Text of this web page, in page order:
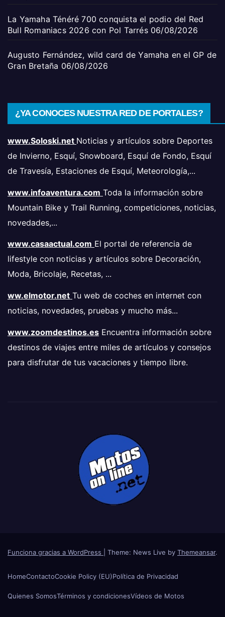
La Yamaha Ténéré 700 conquista el podio del Red
Bull Romaniacs 2026 con Pol Tarrés 06/08/2026
Augusto Fernández, wild card de Yamaha en el GP de
Gran Bretaña 06/08/2026
¿YA CONOCES NUESTRA RED DE PORTALES?
www.Soloski.net Noticias y artículos sobre Deportes
de Invierno, Esquí, Snowboard, Esquí de Fondo, Esquí
de Travesía, Estaciones de Esquí, Meteorología,...
www.infoaventura.com Toda la información sobre
Mountain Bike y Trail Running, competiciones, noticias,
novedades,...
www.casaactual.com El portal de referencia de
lifestyle con noticias y artículos sobre Decoración,
Moda, Bricolaje, Recetas, ...
ww.elmotor.net Tu web de coches en internet con
noticias, novedades, pruebas y mucho más...
www.zoomdestinos.es Encuentra información sobre
destinos de viajes entre miles de artículos y consejos
para disfrutar de tus vacaciones y tiempo libre.
Funciona gracias a WordPress Theme: News Live by Themeansar.
HomeContactoCookie Policy (EU)Política de Privacidad
Quienes SomosTérminos y condicionesVídeos de Motos